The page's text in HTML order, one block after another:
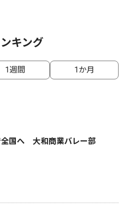
キング
1週間 1か月
全国へ 大和商業バレー部